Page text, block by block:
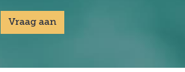
Vraag aan